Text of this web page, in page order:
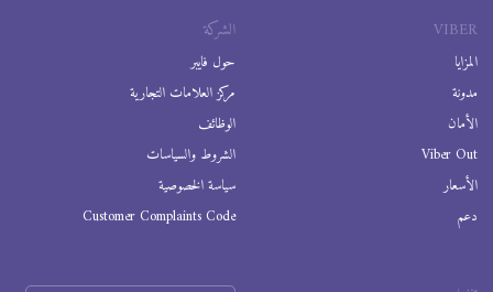
VIBER
المزايا
مدونة
الأمان
Viber Out
الأسعار
دعم
الشركة
حول فايبر
مركز العلامات التجارية
الوظائف
الشروط والسياسات
سياسة الخصوصية
Customer Complaints Code